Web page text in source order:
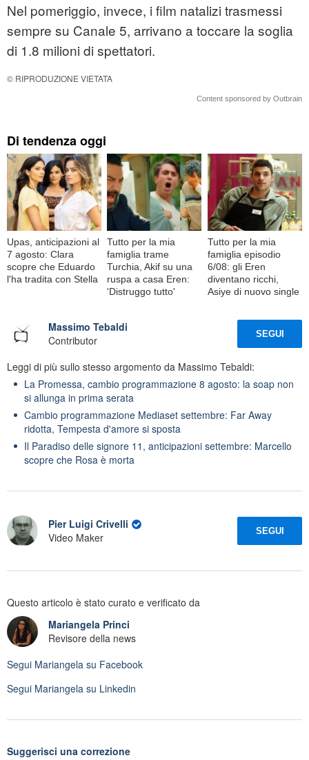
Nel pomeriggio, invece, i film natalizi trasmessi
sempre su Canale 5, arrivano a toccare la soglia
di 1.8 milioni di spettatori.
© RIPRODUZIONE VIETATA
Content sponsored by Outbrain
Di tendenza oggi
Upas, anticipazioni al
7 agosto: Clara
scopre che Eduardo
l'ha tradita con Stella
Tutto per la mia
famiglia trame
Turchia, Akif su una
ruspa a casa Eren:
'Distruggo tutto'
Tutto per la mia
famiglia episodio
6/08: gli Eren
diventano ricchi,
Asiye di nuovo single
Massimo Tebaldi
Contributor
SEGUI
Leggi di più sullo stesso argomento da Massimo Tebaldi:
La Promessa, cambio programmazione 8 agosto: la soap non
si allunga in prima serata
Cambio programmazione Mediaset settembre: Far Away
ridotta, Tempesta d'amore si sposta
Il Paradiso delle signore 11, anticipazioni settembre: Marcello
scopre che Rosa è morta
Pier Luigi Crivelli
Video Maker
SEGUI
Questo articolo è stato curato e verificato da
Mariangela Princi
Revisore della news
Segui Mariangela su Facebook
Segui Mariangela su Linkedin
Suggerisci una correzione